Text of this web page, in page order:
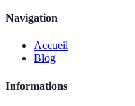
Navigation
Accueil
Blog
Informations